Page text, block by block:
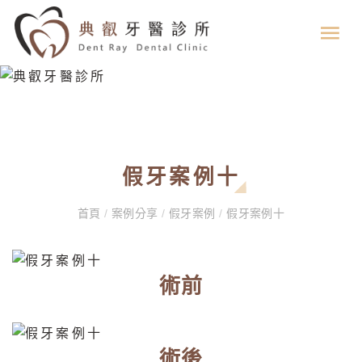
假牙案例十
首頁 / 案例分享/ 假牙案例/ 假牙案例十
術前